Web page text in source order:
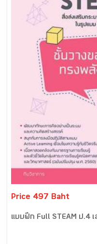
Price 497 Baht
แบบฝึก Full STEAM ป.4 เ